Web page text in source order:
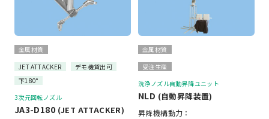
金属材質
JET ATTACKER
デモ機貸出可
下180°
3次元回転ノズル
JA3-D180 (JET ATTACKER)
金属材質
受注生産
洗浄ノズル自動昇降ユニット
NLD (自動昇降装置)
昇降機構動力：